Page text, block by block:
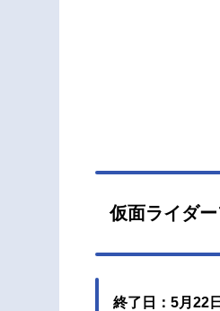
仮面ライダ
終了日：5月22日